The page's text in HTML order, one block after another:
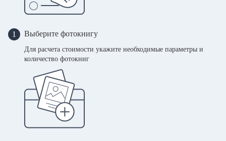
1 Выберите фотокнигу
Для расчета стоимости укажите необходимые параметры и
количество фотокниг